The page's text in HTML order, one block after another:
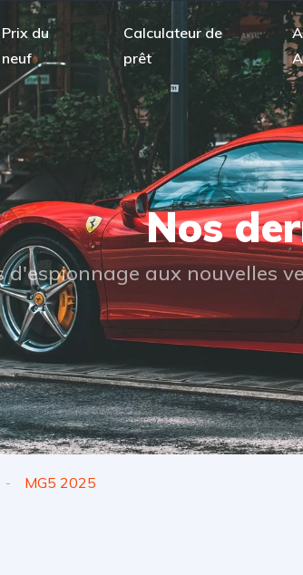
Prix du
neuf
Calculateur de
prêt
Nos
d'espionnage aux nouvelles
MG5 2025